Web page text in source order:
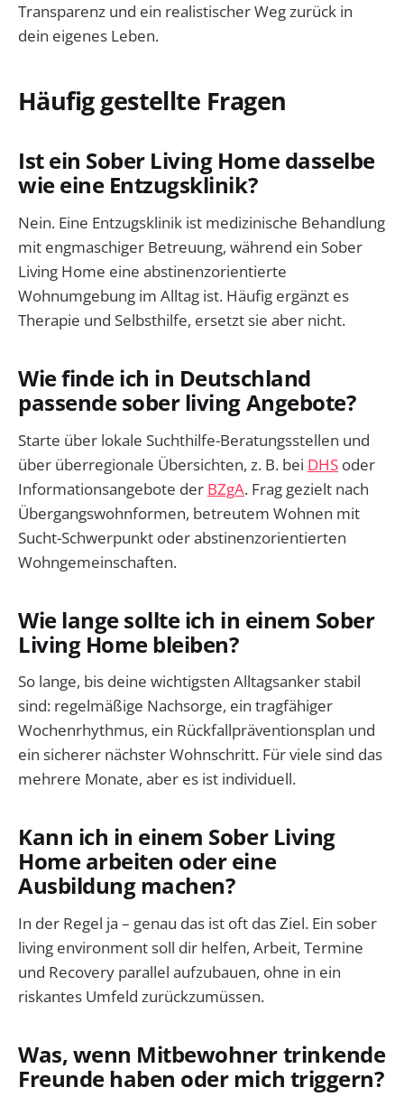
Transparenz und ein realistischer Weg zurück in
dein eigenes Leben.
Häufig gestellte Fragen
Ist ein Sober Living Home dasselbe
wie eine Entzugsklinik?
Nein. Eine Entzugsklinik ist medizinische Behandlung
mit engmaschiger Betreuung, während ein Sober
Living Home eine abstinenzorientierte
Wohnumgebung im Alltag ist. Häufig ergänzt es
Therapie und Selbsthilfe, ersetzt sie aber nicht.
Wie finde ich in Deutschland
passende sober living Angebote?
Starte über lokale Suchthilfe-Beratungsstellen und
über überregionale Übersichten, z. B. bei DHS oder
Informationsangebote der BZgA. Frag gezielt nach
Übergangswohnformen, betreutem Wohnen mit
Sucht-Schwerpunkt oder abstinenzorientierten
Wohngemeinschaften.
Wie lange sollte ich in einem Sober
Living Home bleiben?
So lange, bis deine wichtigsten Alltagsanker stabil
sind: regelmäßige Nachsorge, ein tragfähiger
Wochenrhythmus, ein Rückfallpräventionsplan und
ein sicherer nächster Wohnschritt. Für viele sind das
mehrere Monate, aber es ist individuell.
Kann ich in einem Sober Living
Home arbeiten oder eine
Ausbildung machen?
In der Regel ja – genau das ist oft das Ziel. Ein sober
living environment soll dir helfen, Arbeit, Termine
und Recovery parallel aufzubauen, ohne in ein
riskantes Umfeld zurückzumüssen.
Was, wenn Mitbewohner trinkende
Freunde haben oder mich triggern?